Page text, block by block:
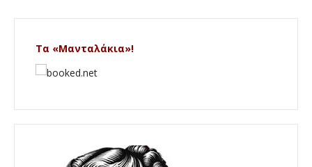
Τα «Μανταλάκια»!